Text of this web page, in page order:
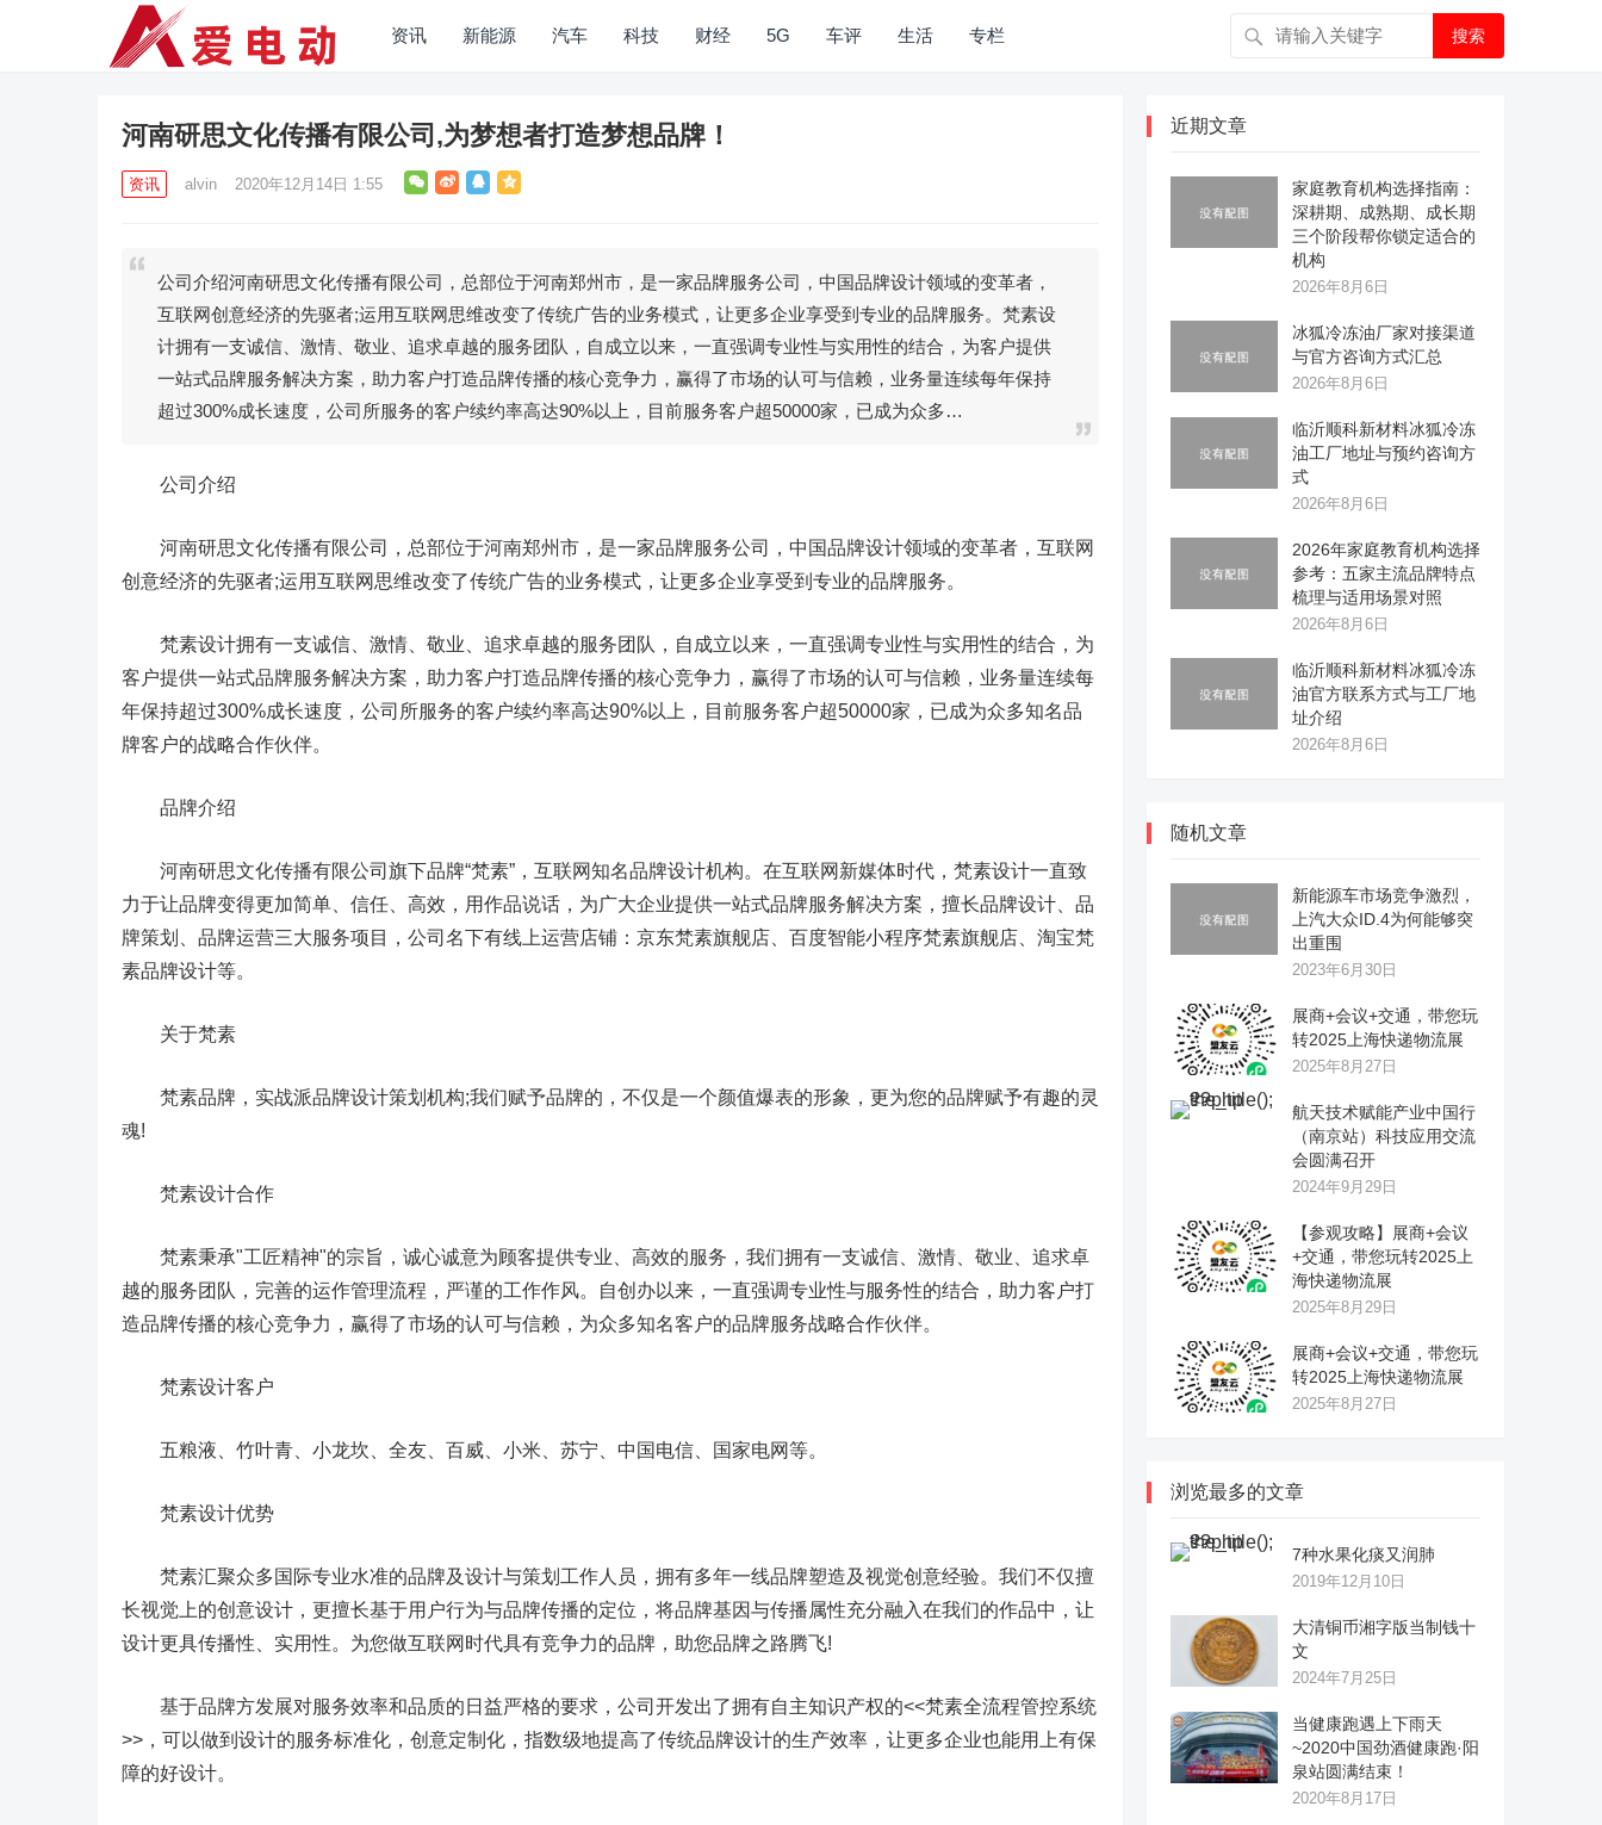
资讯 新能源 汽车 科技 财经 5G 车评 生活 专栏 搜索
河南研思文化传播有限公司,为梦想者打造梦想品牌！
资讯 alvin 2020年12月14日 1:55
公司介绍河南研思文化传播有限公司，总部位于河南郑州市，是一家品牌服务公司，中国品牌设计领域的变革者，
互联网创意经济的先驱者;运用互联网思维改变了传统广告的业务模式，让更多企业享受到专业的品牌服务。梵素设
计拥有一支诚信、激情、敬业、追求卓越的服务团队，自成立以来，一直强调专业性与实用性的结合，为客户提供
一站式品牌服务解决方案，助力客户打造品牌传播的核心竞争力，赢得了市场的认可与信赖，业务量连续每年保持
超过300%成长速度，公司所服务的客户续约率高达90%以上，目前服务客户超50000家，已成为众多…
公司介绍
河南研思文化传播有限公司，总部位于河南郑州市，是一家品牌服务公司，中国品牌设计领域的变革者，互联网
创意经济的先驱者;运用互联网思维改变了传统广告的业务模式，让更多企业享受到专业的品牌服务。
梵素设计拥有一支诚信、激情、敬业、追求卓越的服务团队，自成立以来，一直强调专业性与实用性的结合，为
客户提供一站式品牌服务解决方案，助力客户打造品牌传播的核心竞争力，赢得了市场的认可与信赖，业务量连续每
年保持超过300%成长速度，公司所服务的客户续约率高达90%以上，目前服务客户超50000家，已成为众多知名品
牌客户的战略合作伙伴。
品牌介绍
河南研思文化传播有限公司旗下品牌“梵素”，互联网知名品牌设计机构。在互联网新媒体时代，梵素设计一直致
力于让品牌变得更加简单、信任、高效，用作品说话，为广大企业提供一站式品牌服务解决方案，擅长品牌设计、品
牌策划、品牌运营三大服务项目，公司名下有线上运营店铺：京东梵素旗舰店、百度智能小程序梵素旗舰店、淘宝梵
素品牌设计等。
关于梵素
梵素品牌，实战派品牌设计策划机构;我们赋予品牌的，不仅是一个颜值爆表的形象，更为您的品牌赋予有趣的灵
魂!
梵素设计合作
梵素秉承"工匠精神"的宗旨，诚心诚意为顾客提供专业、高效的服务，我们拥有一支诚信、激情、敬业、追求卓
越的服务团队，完善的运作管理流程，严谨的工作作风。自创办以来，一直强调专业性与服务性的结合，助力客户打
造品牌传播的核心竞争力，赢得了市场的认可与信赖，为众多知名客户的品牌服务战略合作伙伴。
梵素设计客户
五粮液、竹叶青、小龙坎、全友、百威、小米、苏宁、中国电信、国家电网等。
梵素设计优势
梵素汇聚众多国际专业水准的品牌及设计与策划工作人员，拥有多年一线品牌塑造及视觉创意经验。我们不仅擅
长视觉上的创意设计，更擅长基于用户行为与品牌传播的定位，将品牌基因与传播属性充分融入在我们的作品中，让
设计更具传播性、实用性。为您做互联网时代具有竞争力的品牌，助您品牌之路腾飞!
基于品牌方发展对服务效率和品质的日益严格的要求，公司开发出了拥有自主知识产权的<<梵素全流程管控系统
>>，可以做到设计的服务标准化，创意定制化，指数级地提高了传统品牌设计的生产效率，让更多企业也能用上有保
障的好设计。
近期文章
家庭教育机构选择指南：
深耕期、成熟期、成长期
三个阶段帮你锁定适合的
机构
2026年8月6日
冰狐冷冻油厂家对接渠道
与官方咨询方式汇总
2026年8月6日
临沂顺科新材料冰狐冷冻
油工厂地址与预约咨询方
式
2026年8月6日
2026年家庭教育机构选择
参考：五家主流品牌特点
梳理与适用场景对照
2026年8月6日
临沂顺科新材料冰狐冷冻
油官方联系方式与工厂地
址介绍
2026年8月6日
随机文章
新能源车市场竞争激烈，
上汽大众ID.4为何能够突
出重围
2023年6月30日
展商+会议+交通，带您玩
转2025上海快递物流展
2025年8月27日
航天技术赋能产业中国行
（南京站）科技应用交流
会圆满召开
2024年9月29日
【参观攻略】展商+会议
+交通，带您玩转2025上
海快递物流展
2025年8月29日
展商+会议+交通，带您玩
转2025上海快递物流展
2025年8月27日
浏览最多的文章
7种水果化痰又润肺
2019年12月10日
大清铜币湘字版当制钱十
文
2024年7月25日
当健康跑遇上下雨天
~2020中国劲酒健康跑·阳
泉站圆满结束！
2020年8月17日